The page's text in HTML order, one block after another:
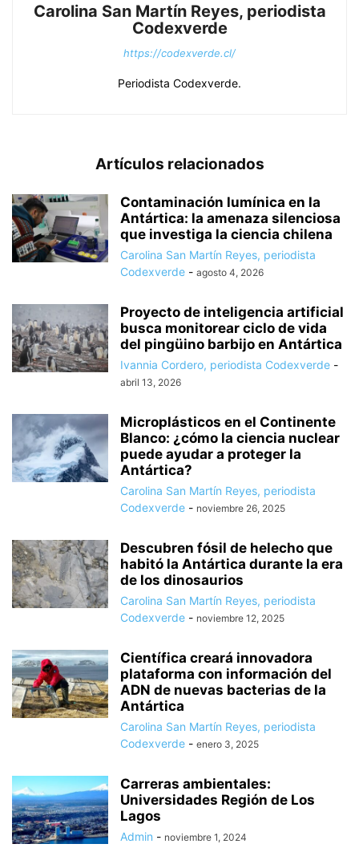
Carolina San Martín Reyes, periodista
Codexverde
https://codexverde.cl/
Periodista Codexverde.
Artículos relacionados
Contaminación lumínica en la
Antártica: la amenaza silenciosa
que investiga la ciencia chilena
Carolina San Martín Reyes, periodista
Codexverde - agosto 4, 2026
Proyecto de inteligencia artificial
busca monitorear ciclo de vida
del pingüino barbijo en Antártica
Ivannia Cordero, periodista Codexverde -
abril 13, 2026
Microplásticos en el Continente
Blanco: ¿cómo la ciencia nuclear
puede ayudar a proteger la
Antártica?
Carolina San Martín Reyes, periodista
Codexverde - noviembre 26, 2025
Descubren fósil de helecho que
habitó la Antártica durante la era
de los dinosaurios
Carolina San Martín Reyes, periodista
Codexverde - noviembre 12, 2025
Científica creará innovadora
plataforma con información del
ADN de nuevas bacterias de la
Antártica
Carolina San Martín Reyes, periodista
Codexverde - enero 3, 2025
Carreras ambientales:
Universidades Región de Los
Lagos
Admin - noviembre 1, 2024